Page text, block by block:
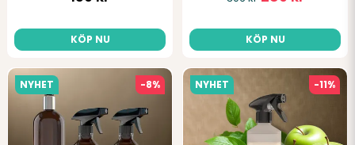
KÖP NU KÖP NU
NYHET -8% NYHET -11%